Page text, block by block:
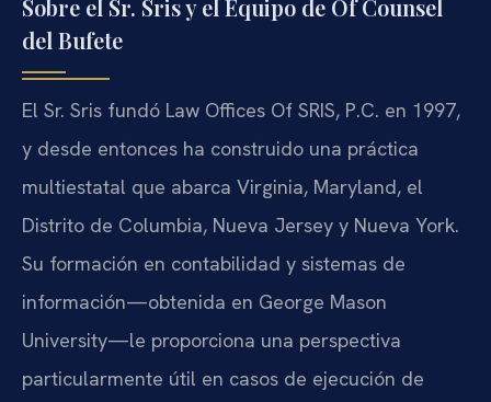
Sobre el Sr. Sris y el Equipo de Of Counsel
del Bufete
El Sr. Sris fundó Law Offices Of SRIS, P.C. en 1997,
y desde entonces ha construido una práctica
multiestatal que abarca Virginia, Maryland, el
Distrito de Columbia, Nueva Jersey y Nueva York.
Su formación en contabilidad y sistemas de
información—obtenida en George Mason
University—le proporciona una perspectiva
particularmente útil en casos de ejecución de